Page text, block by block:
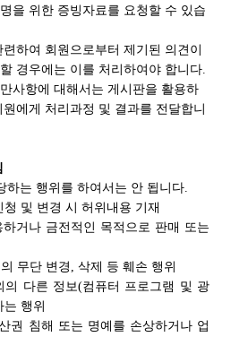
을 위한 증빙자료를 요청할 수 있습
하여 회원으로부터 제기된 의견이
경우에는 이를 처리하여야 합니다.
사항에 대해서는 게시판을 활용하
에게 처리과정 및 결과를 전달합니
는 행위를 하여서는 안 됩니다.
및 변경 시 허위내용 기재
거나 금전적인 목적으로 판매 또는
무단 변경, 삭제 등 훼손 행위
의 다른 정보(컴퓨터 프로그램 및 광
행위
권 침해 또는 명예를 손상하거나 업